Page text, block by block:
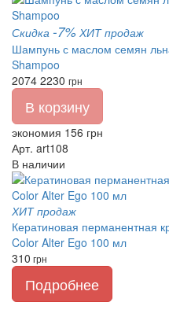
Скидка -7% ХИТ продаж
Шампунь с маслом семян
Shampoo
2074 2230 грн
В корзину
экономия 156 грн
Арт. art108
В наличии
ХИТ продаж
Кератиновая перманентная
Color Alter Ego 100 мл
310 грн
Подробнее